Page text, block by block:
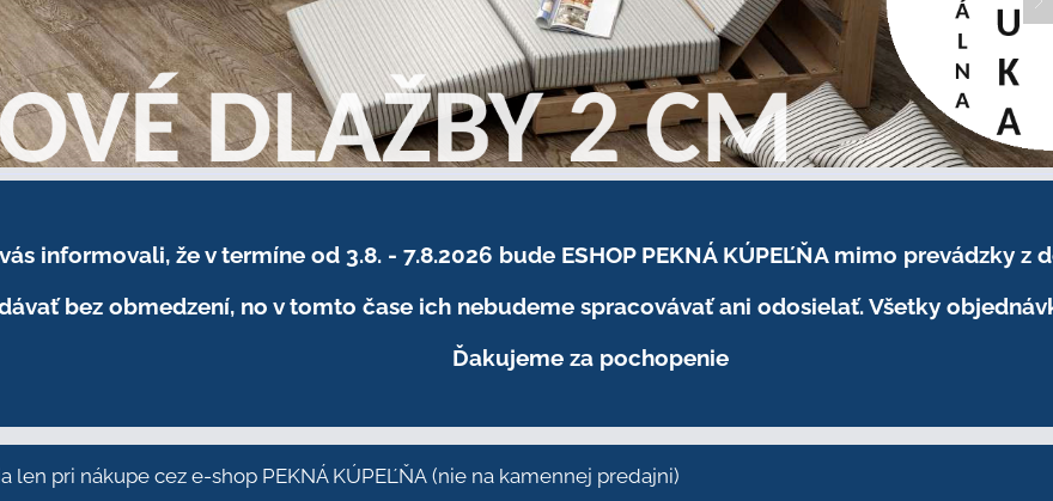
informovali, že v termíne od 3.8. - 7.8.2026 bude ESHOP PEKNÁ KÚPEĽŇA mimo prevádzky z
bez obmedzení, no v tomto čase ich nebudeme spracovávať ani odosielať. Všetky
Ďakujeme za pochopenie
len pri nákupe cez e-shop PEKNÁ KÚPEĽŇA (nie na kamennej predajni)